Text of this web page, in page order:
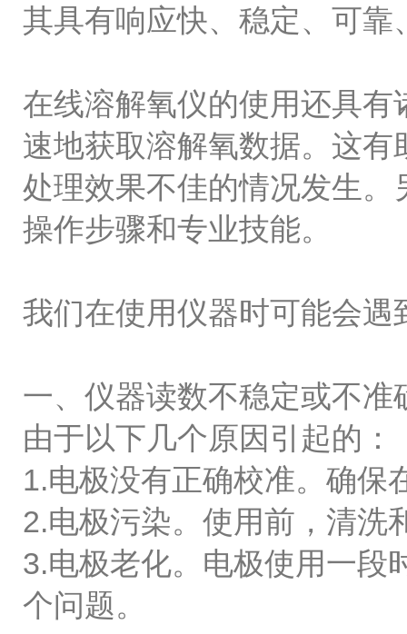
其具有响应快、稳定、可
在线溶解氧仪的使用还具
速地获取溶解氧数据。这
处理效果不佳的情况发生
操作步骤和专业技能。
我们在使用仪器时可能会
一、仪器读数不稳定或不准
由于以下几个原因引起的：
1.电极没有正确校准。确保
2.电极污染。使用前，清洗
3.电极老化。电极使用一段
个问题。